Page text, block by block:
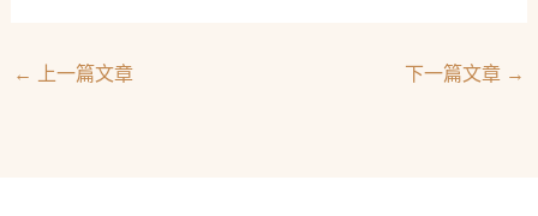
← 上一篇文章 下一篇文章 →